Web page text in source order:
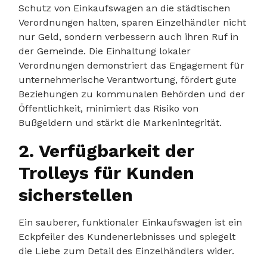
Schutz von Einkaufswagen an die städtischen
Verordnungen halten, sparen Einzelhändler nicht
nur Geld, sondern verbessern auch ihren Ruf in
der Gemeinde. Die Einhaltung lokaler
Verordnungen demonstriert das Engagement für
unternehmerische Verantwortung, fördert gute
Beziehungen zu kommunalen Behörden und der
Öffentlichkeit, minimiert das Risiko von
Bußgeldern und stärkt die Markenintegrität.
2. Verfügbarkeit der
Trolleys für Kunden
sicherstellen
Ein sauberer, funktionaler Einkaufswagen ist ein
Eckpfeiler des Kundenerlebnisses und spiegelt
die Liebe zum Detail des Einzelhändlers wider.